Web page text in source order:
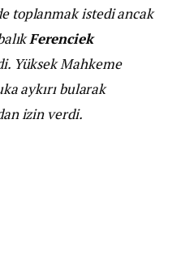
toplanmak istedi ancak
Ferenciek
Yüksek Mahkeme
aykırı bularak
izin verdi.